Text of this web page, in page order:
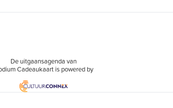
De uitgaansagenda van
Cadeaukaart is powered by